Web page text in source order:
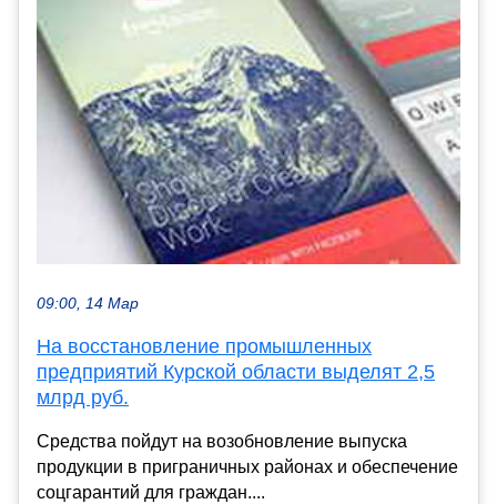
09:00, 14 Мар
На восстановление промышленных
предприятий Курской области выделят 2,5
млрд руб.
Средства пойдут на возобновление выпуска
продукции в приграничных районах и обеспечение
соцгарантий для граждан....